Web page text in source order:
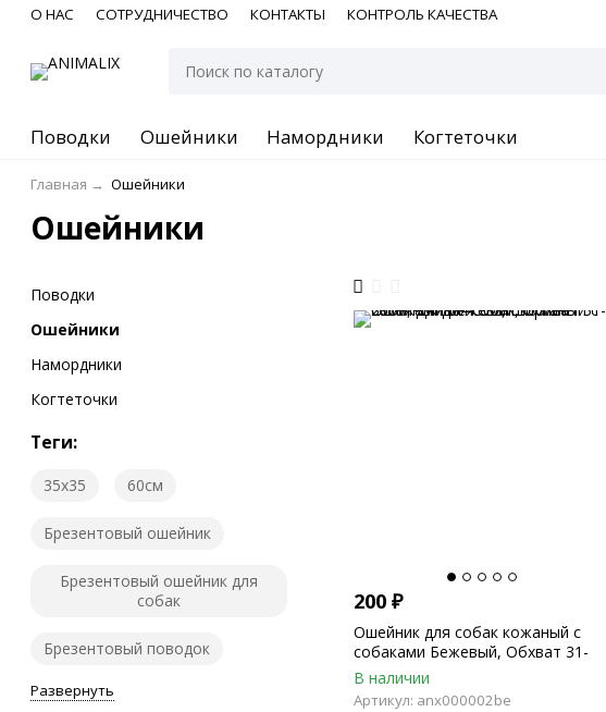
О НАС СОТРУДНИЧЕСТВО КОНТАКТЫ КОНТРОЛЬ КАЧЕСТВА
Поводки Ошейники Намордники Когтеточки
Главная → Ошейники
Ошейники
Поводки
Ошейники
Намордники
Когтеточки
Теги:
35х35 60см
Брезентовый ошейник
Брезентовый ошейник для
собак
Брезентовый поводок
Развернуть
200 ₽
Ошейник для собак кожаный с
собаками Бежевый, Обхват 31-
39см, Длина 45см, Ширина 20мм
В наличии
Артикул: anx000002be